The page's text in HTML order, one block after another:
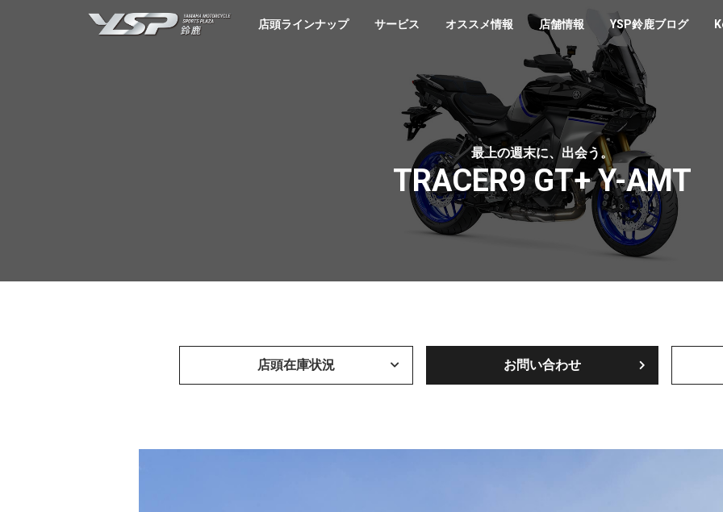
YSP鈴鹿店頭ラインナップ サービス オススメ情報 店舗情報 YSP鈴鹿ブログ
最上の週末に、出会う。
TRACER9 GT+ Y-AMT
店頭在庫状況 お問い合わせ